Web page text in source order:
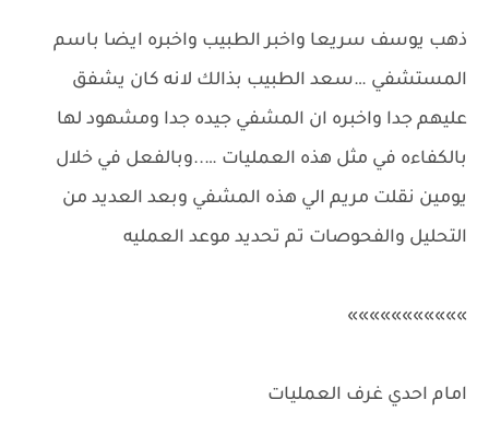
ذهب يوسف سريعا واخبر الطبيب واخبره ايضا باسم
المستشفي …سعد الطبيب بذالك لانه كان يشفق
عليهم جدا واخبره ان المشفي جيده جدا ومشهود لها
بالكفاءه في مثل هذه العمليات …..وبالفعل في خلال
يومين نقلت مريم الي هذه المشفي وبعد العديد من
التحليل والفحوصات تم تحديد موعد العمليه
»»»»»»»»»»»
امام احدي غرف العمليات